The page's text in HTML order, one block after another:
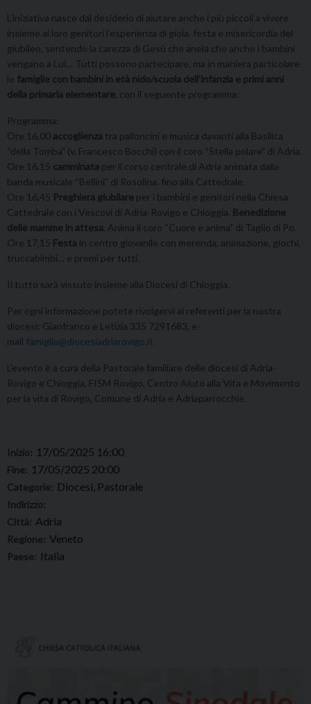
L’iniziativa nasce dal desiderio di aiutare anche i più piccoli a vivere
insieme ai loro genitori l’esperienza di gioia, festa e misericordia del
giubileo, sentendo la carezza di Gesù che anela che anche i bambini
vengano a Lui… Tutti possono partecipare, ma in maniera particolare
le famiglie con bambini in età nido/scuola dell’infanzia e primi anni
della primaria elementare , con il seguente programma:
Programma:
Ore 16,00 accoglienza tra palloncini e musica davanti alla Basilica
“della Tomba” (v. Francesco Bocchi) con il coro “Stella polare” di Adria.
Ore 16,15 camminata per il corso centrale di Adria animata dalla
banda musicale “Bellini” di Rosolina, fino alla Cattedrale.
Ore 16,45 Preghiera giubilare per i bambini e genitori nella Chiesa
Cattedrale con i Vescovi di Adria-Rovigo e Chioggia. Benedizione
delle mamme in attesa . Anima il coro “Cuore e anima” di Taglio di Po.
Ore 17,15 Festa in centro giovanile con merenda, animazione, giochi,
truccabimbi… e premi per tutti.
Il tutto sarà vissuto insieme alla Diocesi di Chioggia.
Per ogni informazione potete rivolgervi ai referenti per la nostra
diocesi: Gianfranco e Letizia 335 7291683, e-
mail famiglia@diocesiadriarovigo.it
L’evento è a cura della Pastorale familiare delle diocesi di Adria-
Rovigo e Chioggia, FISM Rovigo, Centro Aiuto alla Vita e Movimento
per la vita di Rovigo, Comune di Adria e Adriaparrocchie.
Inizio: 17/05/2025 16:00
Fine: 17/05/2025 20:00
Categorie: Diocesi, Pastorale
Indirizzo:
Città: Adria
Regione: Veneto
Paese: Italia